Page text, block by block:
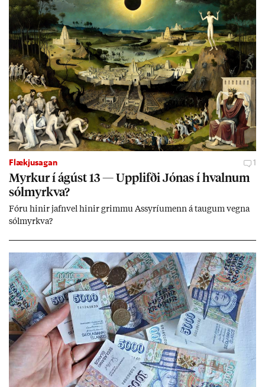
ið með­byr.
Flækjusagan 1
Myrk­ur í ág­úst 13 — Upp­lifði Jón­as í hvaln­um
sól­myrkva?
Fóru hinir jafn­vel hinir grimmu Ass­yríu­menn á taug­um vegna
sól­myrkva?